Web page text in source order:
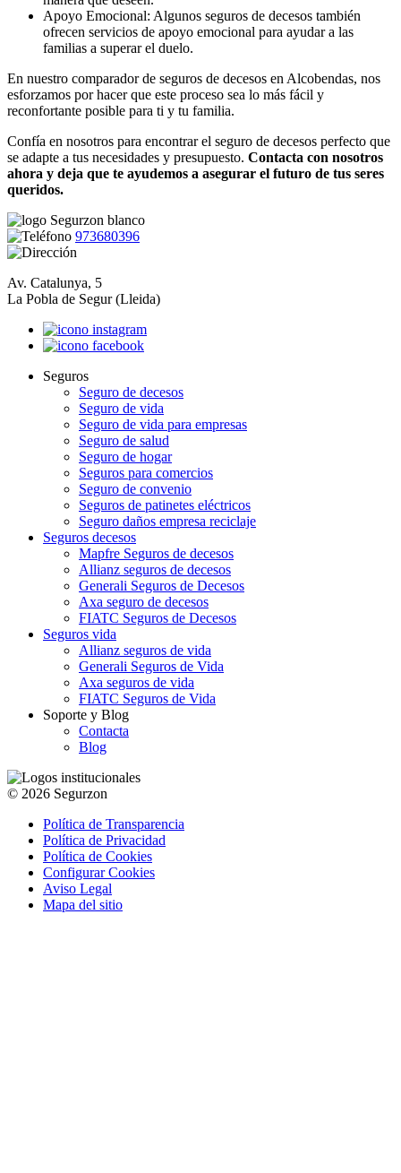
Apoyo Emocional: Algunos seguros de decesos también
ofrecen servicios de apoyo emocional para ayudar a las
familias a superar el duelo.
En nuestro comparador de seguros de decesos en Alcobendas, nos
esforzamos por hacer que este proceso sea lo más fácil y
reconfortante posible para ti y tu familia.
Confía en nosotros para encontrar el seguro de decesos perfecto que
se adapte a tus necesidades y presupuesto. Contacta con nosotros
ahora y deja que te ayudemos a asegurar el futuro de tus seres
queridos.
973680396
Av. Catalunya, 5
La Pobla de Segur (Lleida)
Seguros
Seguro de decesos
Seguro de vida
Seguro de vida para empresas
Seguro de salud
Seguro de hogar
Seguros para comercios
Seguro de convenio
Seguros de patinetes eléctricos
Seguro daños empresa reciclaje
Seguros decesos
Mapfre Seguros de decesos
Allianz seguros de decesos
Generali Seguros de Decesos
Axa seguro de decesos
FIATC Seguros de Decesos
Seguros vida
Allianz seguros de vida
Generali Seguros de Vida
Axa seguros de vida
FIATC Seguros de Vida
Soporte y Blog
Contacta
Blog
© 2026 Segurzon
Política de Transparencia
Política de Privacidad
Política de Cookies
Configurar Cookies
Aviso Legal
Mapa del sitio